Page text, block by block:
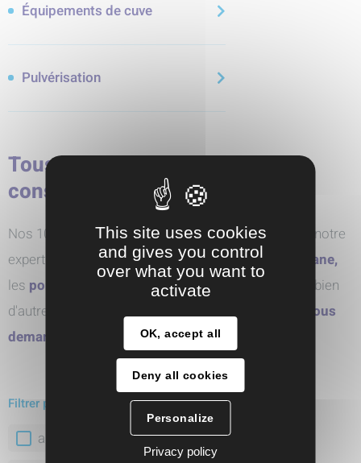
Équipements de cuve
Pulvérisation
Tous nos produits par marque
constructeur
Nos 10 partenaires pour des solutions sur-mesure, notre
expertise sur lespompes pneumatiques à membrane,
les pompes centrifuges,lespompes doseuses
et bien
d'autres technologies innovantes. N'hésitez pas à
nous
demander conseil
Filtrer par marques
abaque aro feluwa
This site uses cookies
and gives you control
over what you want to
activate
OK, accept all
Deny all cookies
Personalize
Privacy policy